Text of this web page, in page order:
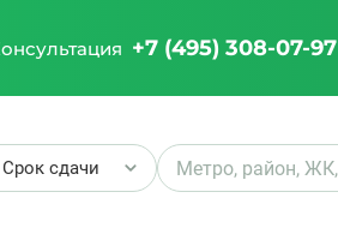
+7 (495) 308-07-97
Срок сдачи